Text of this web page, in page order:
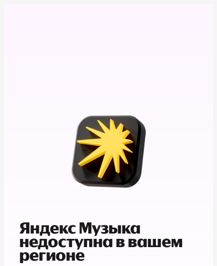
Яндекс Музыка
недоступна в вашем
регионе